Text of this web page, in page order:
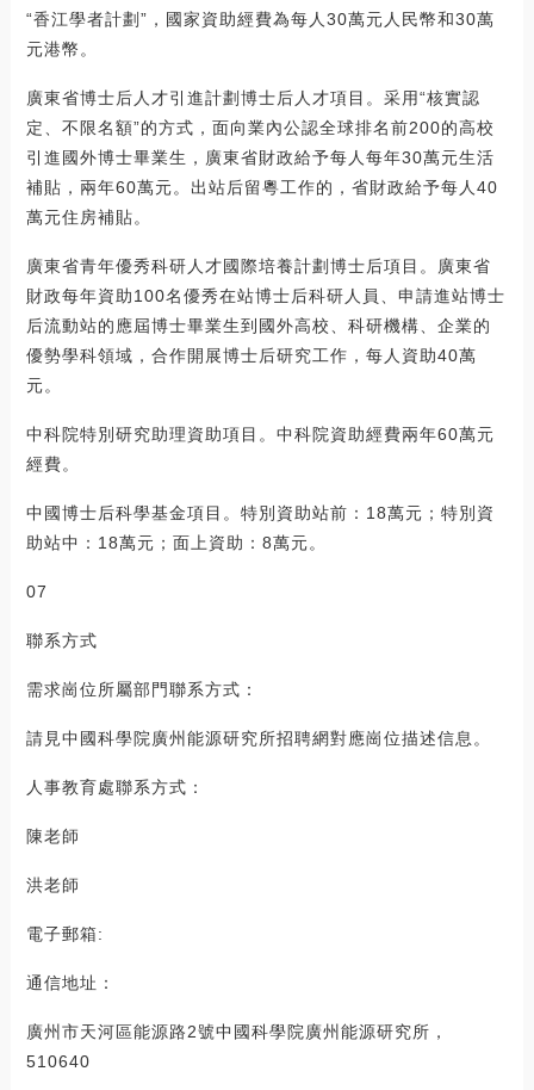
“香江學者計劃”，國家資助經費為每人30萬元人民幣和30萬
元港幣。
廣東省博士后人才引進計劃博士后人才項目。采用“核實認
定、不限名額”的方式，面向業內公認全球排名前200的高校
引進國外博士畢業生，廣東省財政給予每人每年30萬元生活
補貼，兩年60萬元。出站后留粵工作的，省財政給予每人40
萬元住房補貼。
廣東省青年優秀科研人才國際培養計劃博士后項目。廣東省
財政每年資助100名優秀在站博士后科研人員、申請進站博士
后流動站的應屆博士畢業生到國外高校、科研機構、企業的
優勢學科領域，合作開展博士后研究工作，每人資助40萬
元。
中科院特別研究助理資助項目。中科院資助經費兩年60萬元
經費。
中國博士后科學基金項目。特別資助站前：18萬元；特別資
助站中：18萬元；面上資助：8萬元。
07
聯系方式
需求崗位所屬部門聯系方式：
請見中國科學院廣州能源研究所招聘網對應崗位描述信息。
人事教育處聯系方式：
陳老師
洪老師
電子郵箱:
通信地址：
廣州市天河區能源路2號中國科學院廣州能源研究所，
510640